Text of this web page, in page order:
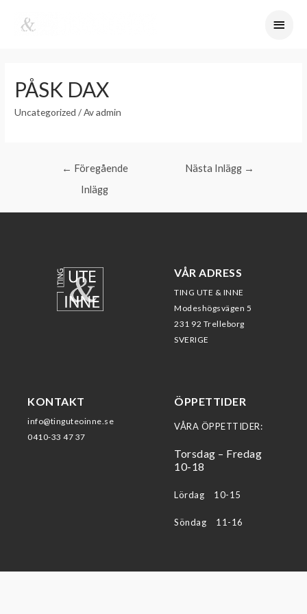
PÅSK DAX
Uncategorized / Avadmin
← Föregående
Inlägg
Nästa Inlägg →
VÅR ADRESS
TING UTE & INNE
Modeshögsvägen 5
231 92 Trelleborg
SVERIGE
KONTAKT
info@tinguteoinne.se
0410-33 47 37
ÖPPETTIDER
VÅRA ÖPPETTIDER:
Torsdag – Fredag
10-18
Lördag 10-15
Söndag 11-16